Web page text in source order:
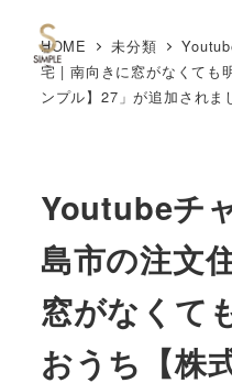
HOME 未分類
宅 | 南向きに窓がなくても
ンプル】27」が追加されま
Youtubeチ
島市の注文
窓がなくて
おうち【株